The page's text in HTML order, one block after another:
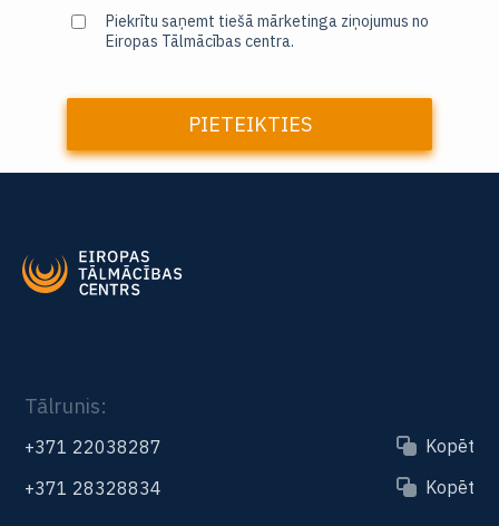
Piekrītu saņemt tiešā mārketinga ziņojumus no
Eiropas Tālmācības centra.
PIETEIKTIES
Tālrunis:
+371 22038287
Kopēt
+371 28328834
Kopēt